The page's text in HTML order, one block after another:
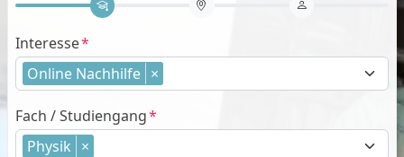
Interesse
Online Nachhilfe ×
Fach / Studiengang
Physik ×